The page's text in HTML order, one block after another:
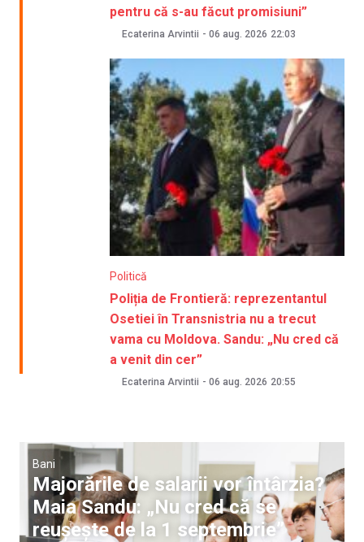
pentru că s-au făcut promisiuni”
Ecaterina Arvintii - 06 aug. 2026 22:03
Politică
Poliția de Frontieră: reprezentantul
Osetiei în Transnistria nu a trecut
vama cu Moldova. Sandu: „Nu cred că
a venit din cer”
Ecaterina Arvintii - 06 aug. 2026 20:55
Bani
Majorările de salarii vor întârzia?
Maia Sandu: „Nu cred că se
reușește de la 1 septembrie”